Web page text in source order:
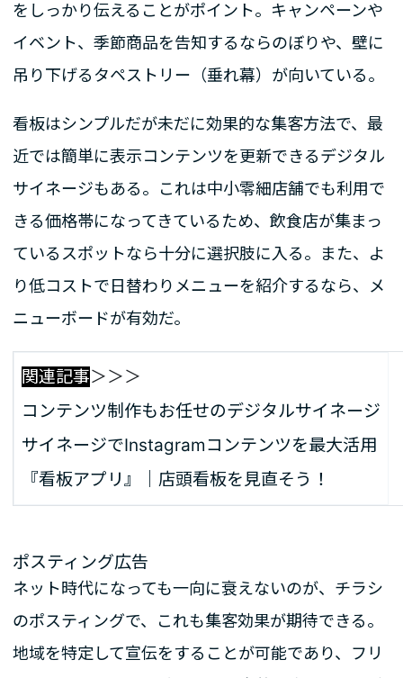
をしっかり伝えることがポイント。キャンペーンや
イベント、季節商品を告知するならのぼりや、壁に
吊り下げるタペストリー（垂れ幕）が向いている。
看板はシンプルだが未だに効果的な集客方法で、最
近では簡単に表示コンテンツを更新できるデジタル
サイネージもある。これは中小零細店舗でも利用で
きる価格帯になってきているため、飲食店が集まっ
ているスポットなら十分に選択肢に入る。また、よ
り低コストで日替わりメニューを紹介するなら、メ
ニューボードが有効だ。
関連記事＞＞＞
コンテンツ制作もお任せのデジタルサイネージ
サイネージでInstagramコンテンツを最大活用
『看板アプリ』｜店頭看板を見直そう！
ポスティング広告
ネット時代になっても一向に衰えないのが、チラシ
のポスティングで、これも集客効果が期待できる。
地域を特定して宣伝をすることが可能であり、フリ